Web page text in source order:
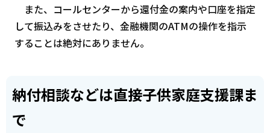
また、コールセンターから還付金の案内や口座を指定
して振込みをさせたり、金融機関のATMの操作を指示
することは絶対にありません。
納付相談などは直接子供家庭支援課ま
で